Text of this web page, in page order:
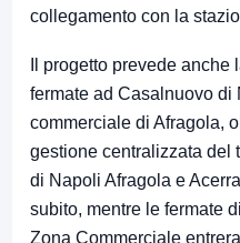
collegamento con la
Il progetto prevede
fermate ad Casalnuovo di
commerciale di Afragola,
gestione centralizzata del
di Napoli Afragola e
subito, mentre le fermate
Zona Commerciale